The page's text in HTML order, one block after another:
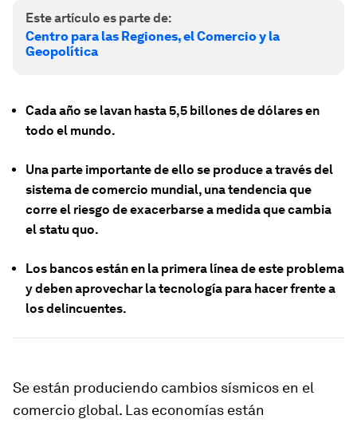
Este artículo es parte de:
Centro para las Regiones, el Comercio y la
Geopolítica
Cada año se lavan hasta 5,5 billones de dólares en
todo el mundo.
Una parte importante de ello se produce a través del
sistema de comercio mundial, una tendencia que
corre el riesgo de exacerbarse a medida que cambia
el statu quo.
Los bancos están en la primera línea de este problema
y deben aprovechar la tecnología para hacer frente a
los delincuentes.
Se están produciendo cambios sísmicos en el
comercio global. Las economías están